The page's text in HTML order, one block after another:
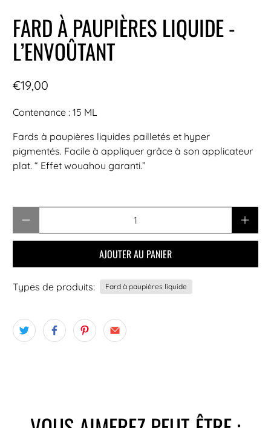
FARD À PAUPIÈRES LIQUIDE -
L’ENVOÛTANT
€19,00
Contenance : 15 ML
Fards à paupières liquides pailletés et hyper
pigmentés. Facile à appliquer grâce à son applicateur
plat. “ Effet wouahou garanti.”
AJOUTER AU PANIER
Types de produits: Fard à paupières liquide